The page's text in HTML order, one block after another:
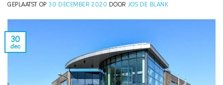
GEPLAATST OP 30 DECEMBER 2020 DOOR JOS DE BLANK
30
dec